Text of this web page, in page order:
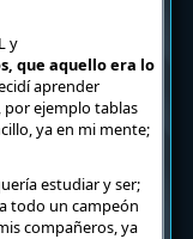
y
que aquello era lo
aprender
por ejemplo tablas
ya en mi mente;
estudiar y ser;
todo un campeón
compañeros, ya